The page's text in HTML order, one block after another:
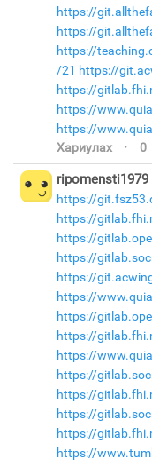
https://
https://
https://
/21 https://
https://
https://
https://
Хариулах · 0
ripomensti1979
https://
https://
https://
https://
https://
https://
https://
https://
https://
https://
https://
https://
https://
https://